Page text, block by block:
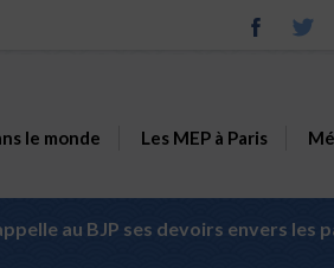
le monde Les MEP à Paris
au BJP ses devoirs envers les